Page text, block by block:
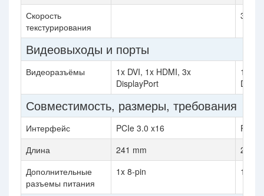
Скорость
текстурирования
342.9
Видеовыходы и порты
Видеоразъёмы
1x DVI, 1x HDMI, 3x
DisplayPort
1x
Совместимость, размеры, требования
Интерфейс PCIe 3.0 x16
PCIe
Длина
241 mm
267
Дополнительные
разъемы питания
1x 8-pin 1x 6-